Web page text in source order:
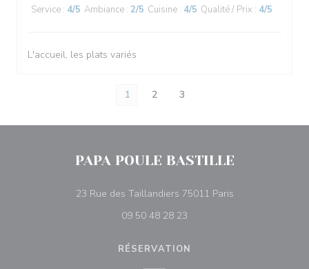
Service : 4/5 Ambiance : 2/5 Cuisine : 4/5 Qualité / Prix : 4/5
L'accueil, les plats variés
1 2 3
PAPA POULE BASTILLE
23 Rue des Taillandiers 75011 Paris((ouvre une
09 50 48 28 23
RÉSERVATION